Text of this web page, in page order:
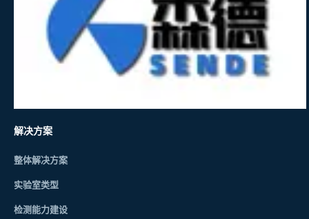
解决方案
整体解决方案
实验室类型
检测能力建设